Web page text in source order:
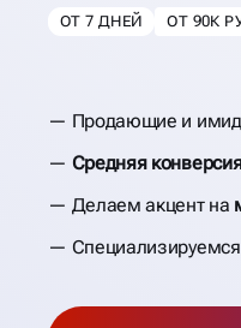
ОТ 7 ДНЕЙ ОТ 90К
Продающие и
Средняя
Делаем акцент на
Специализируемся